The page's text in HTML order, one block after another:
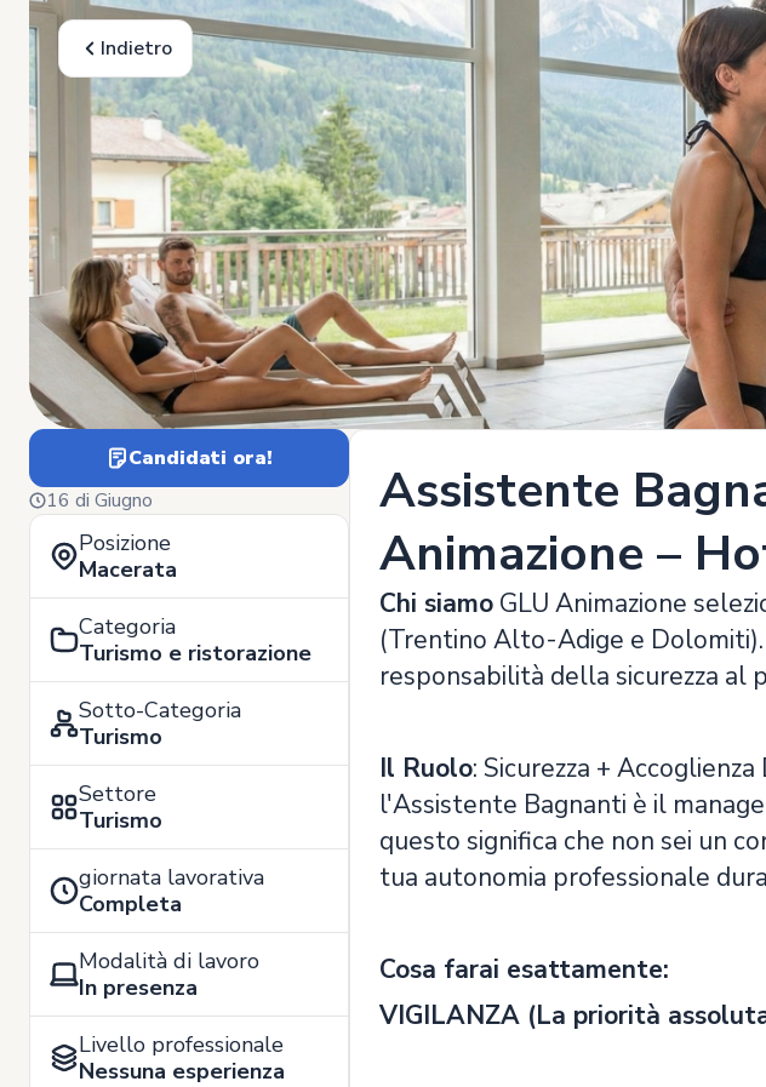
Indietro
Candidati ora!
16 di Giugno
Posizione
Macerata
Categoria
Turismo e ristorazione
Sotto-Categoria
Turismo
Settore
Turismo
giornata lavorativa
Completa
Modalità di lavoro
In presenza
Livello professionale
Nessuna esperienza
Assistente
Animazione –
Chi siamo GLU Animazione
(Trentino Alto-Adige e
responsabilità della sicurezza al
Il Ruolo: Sicurezza +
l'Assistente Bagnanti è il
questo significa che non sei un
tua autonomia professionale
Cosa farai esattamente:
VIGILANZA (La priorità